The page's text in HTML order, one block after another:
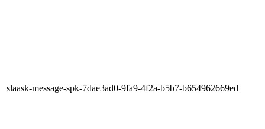
slaask-message-spk-7dae3ad0-9fa9-4f2a-b5b7-b654962669ed